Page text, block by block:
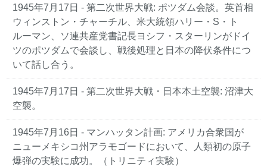
1945年7月17日 - 第二次世界大戦: ポツダム会談。英首相
ウィンストン・チャーチル、米大統領ハリー・S・ト
ルーマン、ソ連共産党書記長ヨシフ・スターリンがドイ
ツのポツダムで会談し、戦後処理と日本の降伏条件につ
いて話し合う。
1945年7月17日 - 第二次世界大戦・日本本土空襲: 沼津大
空襲。
1945年7月16日 - マンハッタン計画: アメリカ合衆国が
ニューメキシコ州アラモゴードにおいて、人類初の原子
爆弾の実験に成功。（トリニティ実験）